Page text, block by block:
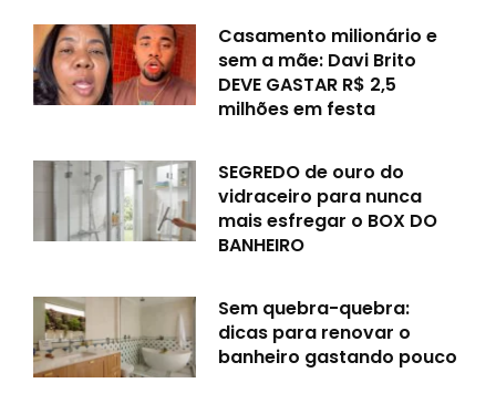
Casamento milionário e
sem a mãe: Davi Brito
DEVE GASTAR R$ 2,5
milhões em festa
SEGREDO de ouro do
vidraceiro para nunca
mais esfregar o BOX DO
BANHEIRO
Sem quebra-quebra:
dicas para renovar o
banheiro gastando pouco